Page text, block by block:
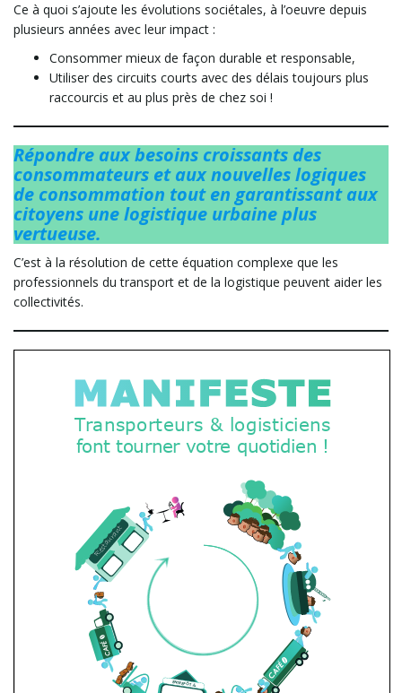
o
Ce à quoi s’ajoute les évolutions sociétales, à l’oeuvre depuis
plusieurs années avec leur impact :
Consommer mieux de façon durable et responsable,
Utiliser des circuits courts avec des délais toujours plus
raccourcis et au plus près de chez soi !
Répondre aux besoins croissants des
consommateurs et aux nouvelles logiques
de consommation tout en garantissant aux
citoyens une logistique urbaine plus
vertueuse.
C’est à la résolution de cette équation complexe que les
professionnels du transport et de la logistique peuvent aider les
collectivités.